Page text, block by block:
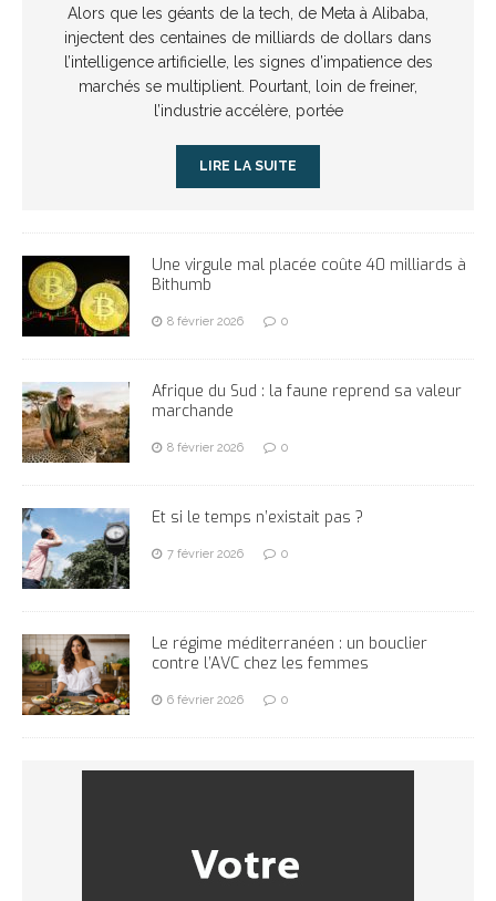
Alors que les géants de la tech, de Meta à Alibaba,
injectent des centaines de milliards de dollars dans
l’intelligence artificielle, les signes d’impatience des
marchés se multiplient. Pourtant, loin de freiner,
l’industrie accélère, portée
LIRE LA SUITE
Une virgule mal placée coûte 40 milliards à
Bithumb
8 février 2026 0
Afrique du Sud : la faune reprend sa valeur
marchande
8 février 2026 0
Et si le temps n’existait pas ?
7 février 2026 0
Le régime méditerranéen : un bouclier
contre l’AVC chez les femmes
6 février 2026 0